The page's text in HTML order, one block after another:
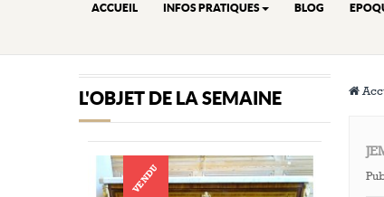
ACCUEIL INFOS PRATIQUES BLOG
L'OBJET DE LA SEMAINE
VENDU